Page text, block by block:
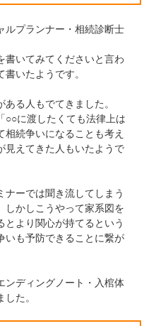
ルプランナー・相続診断士
書いてみてくださいと言わ
いたようです。
る人もでてきました。
○○に渡したくても法律上は
続争いになることも考え
見えてきた人もいたようで
ナーでは聞き流してしまう
しかしこうやって家系図を
とより関心が持てるという
いも予防できることに繋が
ンディングノート・入棺体
た。